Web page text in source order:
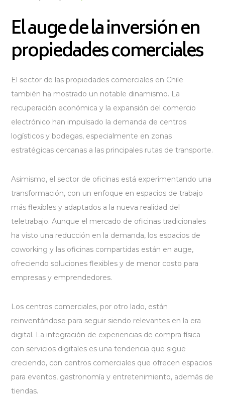
El auge de la inversión en
propiedades comerciales
El sector de las propiedades comerciales en Chile
también ha mostrado un notable dinamismo. La
recuperación económica y la expansión del comercio
electrónico han impulsado la demanda de centros
logísticos y bodegas, especialmente en zonas
estratégicas cercanas a las principales rutas de transporte.
Asimismo, el sector de oficinas está experimentando una
transformación, con un enfoque en espacios de trabajo
más flexibles y adaptados a la nueva realidad del
teletrabajo. Aunque el mercado de oficinas tradicionales
ha visto una reducción en la demanda, los espacios de
coworking y las oficinas compartidas están en auge,
ofreciendo soluciones flexibles y de menor costo para
empresas y emprendedores.
Los centros comerciales, por otro lado, están
reinventándose para seguir siendo relevantes en la era
digital. La integración de experiencias de compra física
con servicios digitales es una tendencia que sigue
creciendo, con centros comerciales que ofrecen espacios
para eventos, gastronomía y entretenimiento, además de
tiendas.